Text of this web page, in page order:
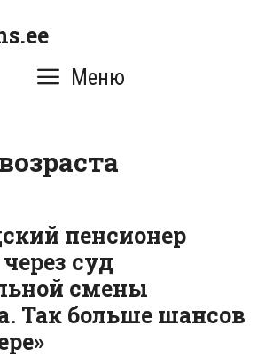
Меню
пенсионер
суд
смены
Так больше шансов